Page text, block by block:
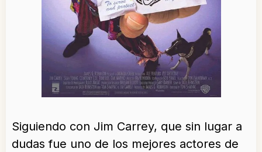
Siguiendo con Jim Carrey, que sin lugar a
dudas fue uno de los mejores actores de